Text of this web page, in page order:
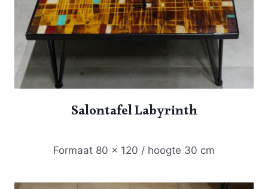
Salontafel Labyrinth
Formaat 80 x 120 / hoogte 30 cm